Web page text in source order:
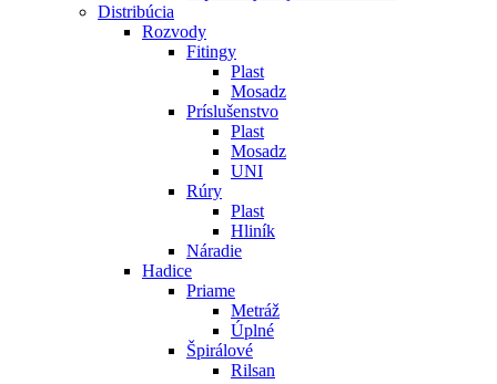
Distribúcia
Rozvody
Fitingy
Plast
Mosadz
Príslušenstvo
Plast
Mosadz
UNI
Rúry
Plast
Hliník
Náradie
Hadice
Priame
Metráž
Úplné
Špirálové
Rilsan